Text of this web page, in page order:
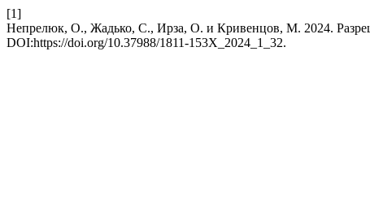
[1]
Непрелюк, О., Жадько, С., Ирза, О. и Кривенцов, М. 2024.
DOI:https://doi.org/10.37988/1811-153X_2024_1_32.